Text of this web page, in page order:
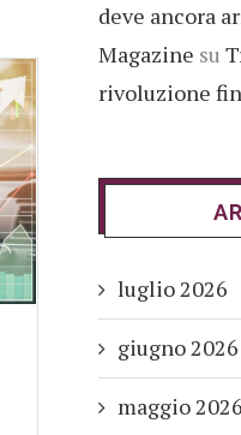
deve ancora
Magazine su
rivoluzione
luglio 2026
giugno 2026
maggio 2026